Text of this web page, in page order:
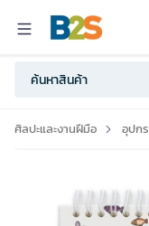
ศิลปะและงานฝีมือ อุปก